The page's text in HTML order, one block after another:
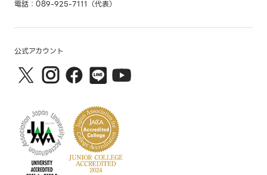
電話：089-925-7111（代表）
公式アカウント